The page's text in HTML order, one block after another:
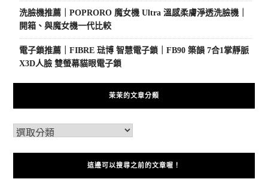
洗臉機推薦｜POPRORO 魔女機 Ultra 溫感柔膚淨透洗臉機｜
開箱、與魔女機一代比較
電子鎖推薦｜FIBRE 琺博 智慧電子鎖｜FB90 築韻 7合1掌靜脈
X3D人臉 雙螢幕貓眼電子鎖
茉茉的文章分類
這邊可以搜尋之前的文章喔！